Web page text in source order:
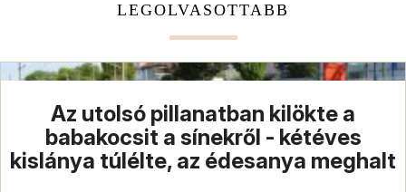
LEGOLVASOTTABB
Az utolsó pillanatban kilökte a
babakocsit a sínekről - kétéves
kislánya túlélte, az édesanya meghalt